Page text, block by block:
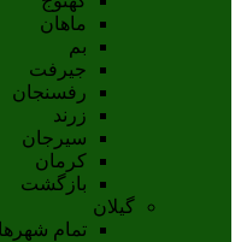
ماهان
بم
جيرفت
رفسنجان
زرند
سيرجان
کرمان
بازگشت
گیلان
تمام شهر‌ها